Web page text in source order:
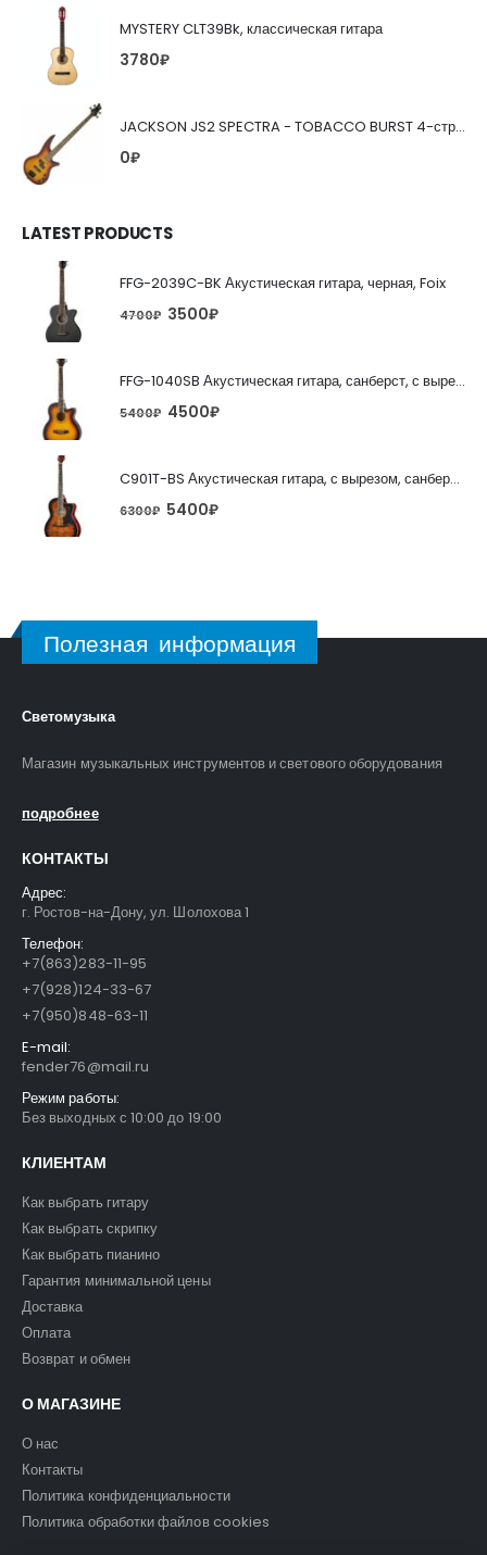
MYSTERY CLT39Bk, классическая гитара
3780₽
JACKSON JS2 SPECTRA - TOBACCO BURST 4-струнная бас-гитара
0₽
LATEST PRODUCTS
FFG-2039C-BK Акустическая гитара, черная, Foix
4700₽ 3500₽
FFG-1040SB Акустическая гитара, санберст, с вырезом, Foix
5400₽ 4500₽
C901T-BS Акустическая гитара, с вырезом, санберст, Caraya
6300₽ 5400₽
Полезная информация
Светомузыка
Магазин музыкальных инструментов и светового оборудования
подробнее
КОНТАКТЫ
Адрес:
г. Ростов-на-Дону, ул. Шолохова 1
Телефон:
+7(863)283-11-95
+7(928)124-33-67
+7(950)848-63-11
E-mail:
fender76@mail.ru
Режим работы:
Без выходных с 10:00 до 19:00
КЛИЕНТАМ
Как выбрать гитару
Как выбрать скрипку
Как выбрать пианино
Гарантия минимальной цены
Доставка
Оплата
Возврат и обмен
О МАГАЗИНЕ
О нас
Контакты
Политика конфиденциальности
Политика обработки файлов cookies